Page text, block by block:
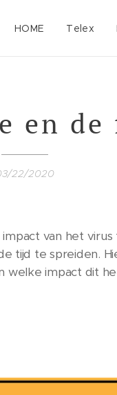
HOME Telex
en de
22/2020
van het
tijd te spreiden.
welke impact dit